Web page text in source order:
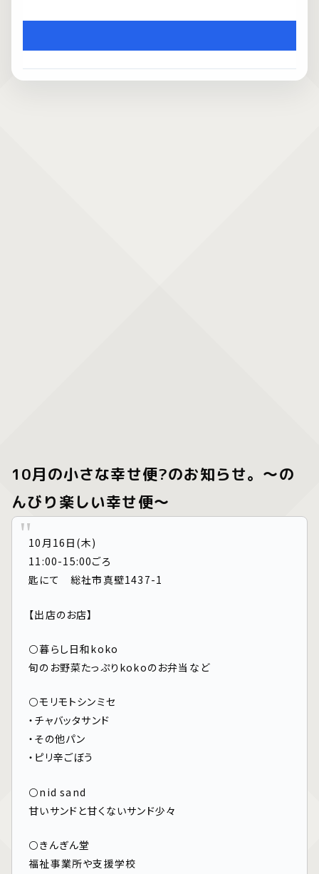
10月の小さな幸せ便?のお知らせ。〜の
んびり楽しい幸せ便〜
10月16日(木)
11:00-15:00ごろ
匙にて 総社市真壁1437-1
【出店のお店】
⚪️暮らし日和koko
旬のお野菜たっぷりkokoのお弁当など
⚪️モリモトシンミセ
・チャバッタサンド
・その他パン
・ピリ辛ごぼう
⚪️nid sand
甘いサンドと甘くないサンド少々
⚪️きんぎん堂
福祉事業所や支援学校